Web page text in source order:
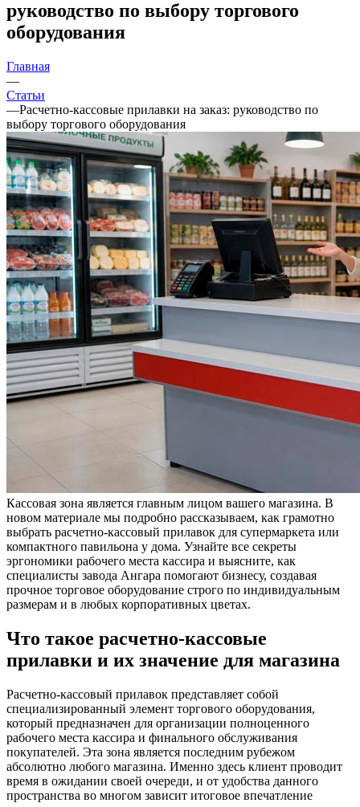
руководство по выбору торгового
оборудования
Главная
—
Статьи
—Расчетно-кассовые прилавки на заказ: руководство по
выбору торгового оборудования
Кассовая зона является главным лицом вашего магазина. В
новом материале мы подробно рассказываем, как грамотно
выбрать расчетно-кассовый прилавок для супермаркета или
компактного павильона у дома. Узнайте все секреты
эргономики рабочего места кассира и выясните, как
специалисты завода Ангара помогают бизнесу, создавая
прочное торговое оборудование строго по индивидуальным
размерам и в любых корпоративных цветах.
Что такое расчетно-кассовые
прилавки и их значение для магазина
Расчетно-кассовый прилавок представляет собой
специализированный элемент торгового оборудования,
который предназначен для организации полноценного
рабочего места кассира и финального обслуживания
покупателей. Эта зона является последним рубежом
абсолютно любого магазина. Именно здесь клиент проводит
время в ожидании своей очереди, и от удобства данного
пространства во многом зависит итоговое впечатление